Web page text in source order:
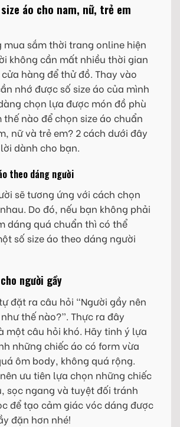
áo cho nam, nữ, trẻ em
mua sắm thời trang online hiện
không cần mất nhiều thời gian
hàng để thử đồ. Thay vào
nhớ được số size áo của mình
chọn lựa được món đồ phù
thế nào để chọn size áo chuẩn
nữ và trẻ em? 2 cách dưới đây
dành cho bạn.
theo dáng người
sẽ tương ứng với cách chọn
Do đó, nếu bạn không phải
dáng quá chuẩn thì có thể
số size áo theo dáng người
người gầy
đặt ra câu hỏi “Người gầy nên
thế nào?”. Thực ra đây
một câu hỏi khó. Hãy tinh ý lựa
những chiếc áo có form vừa
ôm body, không quá rộng.
ưu tiên lựa chọn những chiếc
sọc ngang và tuyệt đối tránh
để tạo cảm giác vóc dáng được
đặn hơn nhé!